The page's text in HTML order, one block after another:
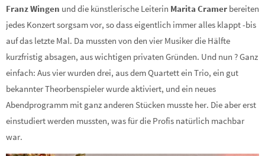
Franz Wingen und die künstlerische Leiterin Marita Cramer bereiten
jedes Konzert sorgsam vor, so dass eigentlich immer alles klappt -bis
auf das letzte Mal. Da mussten von den vier Musiker die Hälfte
kurzfristig absagen, aus wichtigen privaten Gründen. Und nun ? Ganz
einfach: Aus vier wurden drei, aus dem Quartett ein Trio, ein gut
bekannter Theorbenspieler wurde aktiviert, und ein neues
Abendprogramm mit ganz anderen Stücken musste her. Die aber erst
einstudiert werden mussten, was für die Profis natürlich machbar
war.